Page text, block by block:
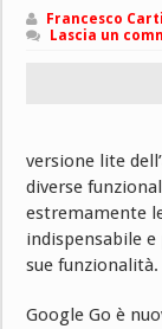
Francesco
Lascia un
versione lite
diverse
estremamente
indispensabile
sue funzionalità.
Google Go è